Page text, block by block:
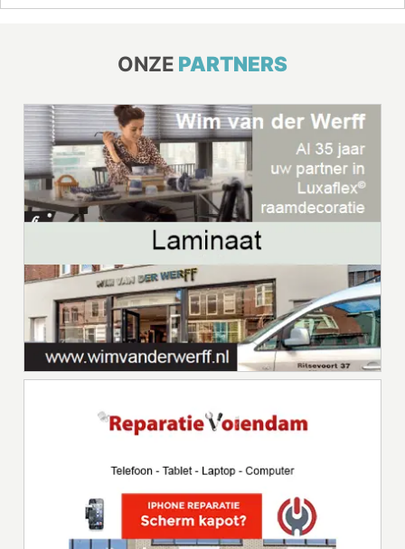
ONZE PARTNERS